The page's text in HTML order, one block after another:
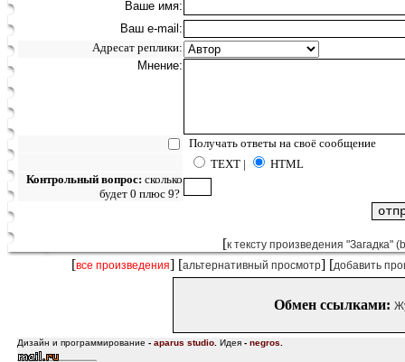
Ваше имя:
Ваш e-mail:
Адресат реплики:
Мнение:
Получать ответы на своё сообщение
TEXT |
HTML
Контрольный вопрос: сколько
будет 0 плюс 9?
[к тексту произведения "Загадка"
[все произведения] [альтернативный просмотр] [добавить
Обмен ссылками:
Дизайн и программирование - aparus studio Идея - negros